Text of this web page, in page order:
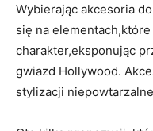
Wybierając akcesoria
się na
charakter,eksponując
gwiazd Hollywood.
stylizacji